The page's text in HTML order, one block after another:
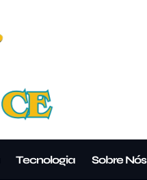
Tecnologia Sobre Nós